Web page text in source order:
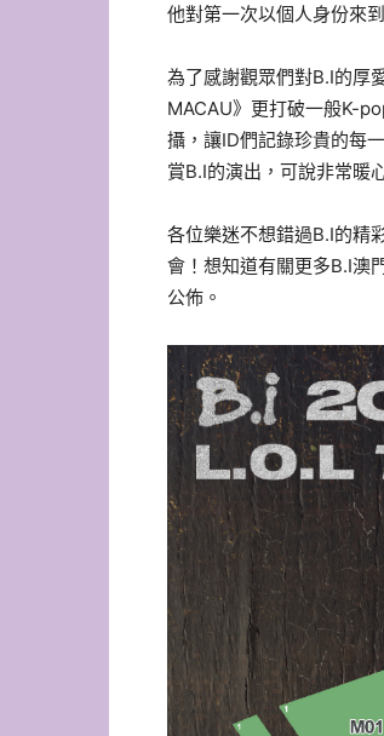
他對第一次以個人身份來
為了感謝觀眾們對B.I的厚
MACAU》更打破一般K-
攝，讓ID們記錄珍貴的每
賞B.I的演出，可說非常暖
各位樂迷不想錯過B.I的精
會！想知道有關更多B.I澳
公佈。